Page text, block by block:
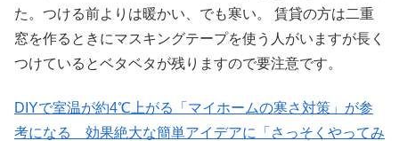
た。つける前よりは暖かい、でも寒い。 賃貸の方は二重
窓を作るときにマスキングテープを使う人がいますが長く
つけているとベタベタが残りますので要注意です。
DIYで室温が約4℃上がる「マイホームの寒さ対策」が参
考になる 効果絶大な簡単アイデアに「さっそくやってみ